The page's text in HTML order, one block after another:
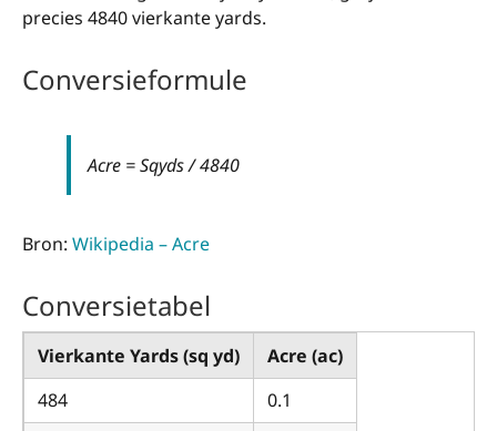
precies 4840 vierkante yards.
Conversieformule
Acre = Sqyds / 4840
Bron: Wikipedia – Acre
Conversietabel
Vierkante Yards (sq yd)
Acre (ac)
484
0.1